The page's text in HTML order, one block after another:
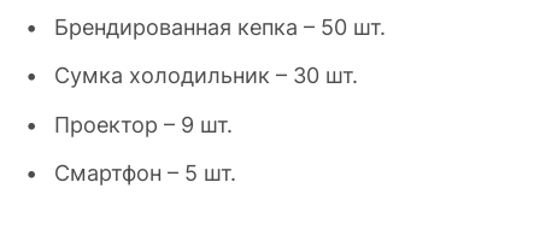
Брендированная кепка – 50 шт.
Сумка холодильник – 30 шт.
Проектор – 9 шт.
Смартфон – 5 шт.